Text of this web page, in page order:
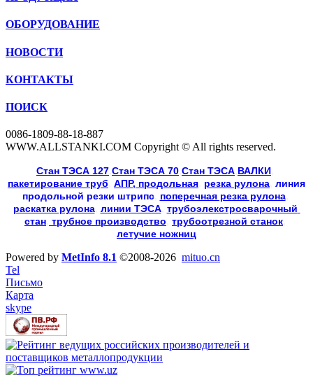
ОБОРУДОВАНИЕ
НОВОСТИ
КОНТАКТЫ
ПОИСК
0086-1809-88-18-887
WWW.ALLSTANKI.COM Copyright © All rights reserved.
Cтан ТЭСА 127 Cтан ТЭСА 70 Cтан ТЭСА ВАЛКИ
пакетирование труб АПР, продольная резка рулона линия
продольной резки штрипс, поперечная резка рулона
раскатка рулона, линии ТЭСА, трубоэлекстросварочный
стан трубное производство трубоотрезной станок
летучие ножниц
Powered by MetInfo 8.1 ©2008-2026 mituo.cn
Tel
Письмо
Карта
skype